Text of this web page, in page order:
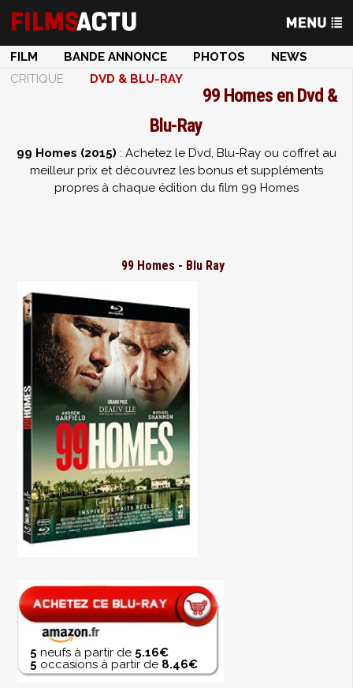
FILM BANDE ANNONCE PHOTOS
NEWS
CRITIQUE
DVD & BLU-RAY
99 Homes en Dvd &
Blu-Ray
99 Homes (2015) : Achetez le Dvd, Blu-Ray ou coffret au
meilleur prix et découvrez les bonus et suppléments
propres à chaque édition du film 99 Homes
99 Homes - Blu Ray
5 neufs à partir de 5.16€
5 occasions à partir de 8.46€